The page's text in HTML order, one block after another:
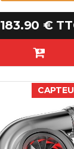
183.90 €